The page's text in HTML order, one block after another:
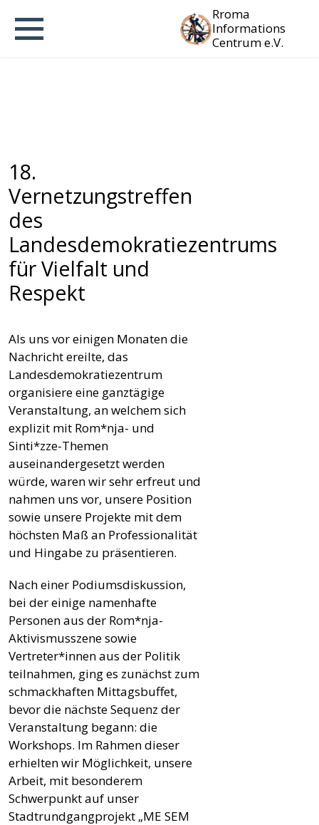
Rroma
Informations
Centrum e.V.
18.
Vernetzungstreffen
des
Landesdemokratiezentrums
für Vielfalt und
Respekt
Als uns vor einigen Monaten die
Nachricht ereilte, das
Landesdemokratiezentrum
organisiere eine ganztägige
Veranstaltung, an welchem sich
explizit mit Rom*nja- und
Sinti*zze-Themen
auseinandergesetzt werden
würde, waren wir sehr erfreut und
nahmen uns vor, unsere Position
sowie unsere Projekte mit dem
höchsten Maß an Professionalität
und Hingabe zu präsentieren.
Nach einer Podiumsdiskussion,
bei der einige namenhafte
Personen aus der Rom*nja-
Aktivismusszene sowie
Vertreter*innen aus der Politik
teilnahmen, ging es zunächst zum
schmackhaften Mittagsbuffet,
bevor die nächste Sequenz der
Veranstaltung begann: die
Workshops. Im Rahmen dieser
erhielten wir Möglichkeit, unsere
Arbeit, mit besonderem
Schwerpunkt auf unser
Stadtrundgangprojekt „ME SEM